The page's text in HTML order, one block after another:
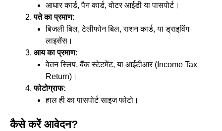
आधार कार्ड, पैन कार्ड, वोटर आईडी या पासपोर्ट।
पते का प्रमाण:
बिजली बिल, टेलीफोन बिल, राशन कार्ड, या ड्राइविंग
लाइसेंस।
आय का प्रमाण:
वेतन स्लिप, बैंक स्टेटमेंट, या आईटीआर (Income Tax
Return)।
फोटोग्राफ:
हाल ही का पासपोर्ट साइज फोटो।
कैसे करें आवेदन?